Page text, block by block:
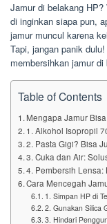
Jamur di belakang
di inginkan siapa pun,
jamur muncul karena
Tapi, jangan panik
membersihkan jamur
Table of Contents
Mengapa Jamur
1. Alkohol Isopropil
2. Pasta Gigi? Bisa
3. Cuka dan Air:
4. Pembersih Lensa:
Cara Mencegah
1. Simpan HP di
2. Gunakan Silica
3. Hindari